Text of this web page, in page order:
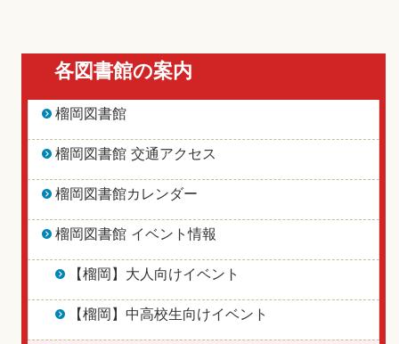
各図書館の案内
榴岡図書館
榴岡図書館 交通アクセス
榴岡図書館カレンダー
榴岡図書館 イベント情報
【榴岡】大人向けイベント
【榴岡】中高校生向けイベント